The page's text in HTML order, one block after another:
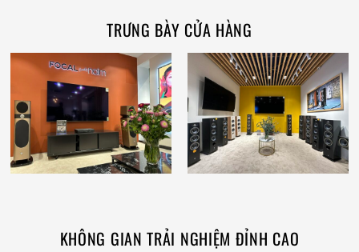
TRƯNG BÀY CỬA HÀNG
KHÔNG GIAN TRẢI NGHIỆM ĐỈNH CAO